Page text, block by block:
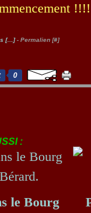
!!!!
[… ]- Permalien [#]
0
:
le Bourg